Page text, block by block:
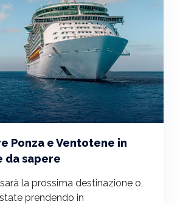
Ponza e Ventotene in
da sapere
la prossima destinazione o,
prendendo in